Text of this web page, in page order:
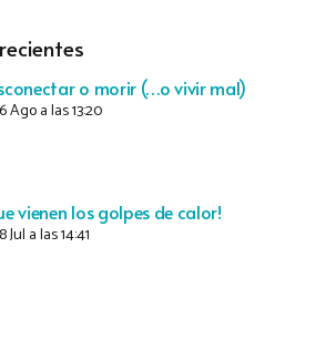
o morir (…o vivir mal)
6 Ago a las 13:20
vienen los golpes de calor!
8 Jul a las 14:41